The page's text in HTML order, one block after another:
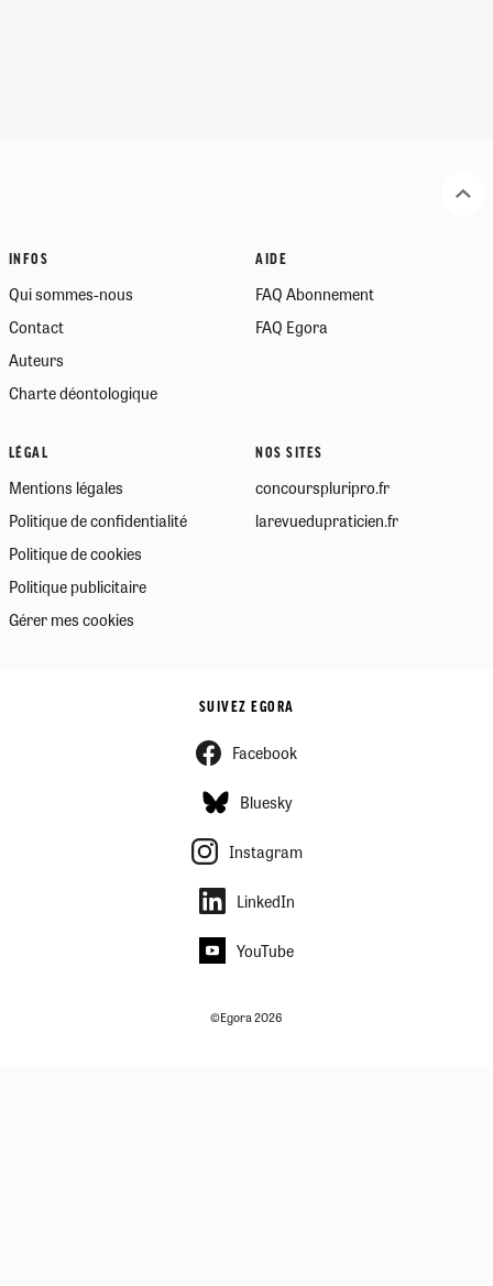
INFOS
Qui sommes-nous
Contact
Auteurs
Charte déontologique
AIDE
FAQ Abonnement
FAQ Egora
LÉGAL
Mentions légales
Politique de confidentialité
Politique de cookies
Politique publicitaire
Gérer mes cookies
NOS SITES
concourspluripro.fr
larevuedupraticien.fr
SUIVEZ EGORA
Facebook
Bluesky
Instagram
LinkedIn
YouTube
©Egora 2026